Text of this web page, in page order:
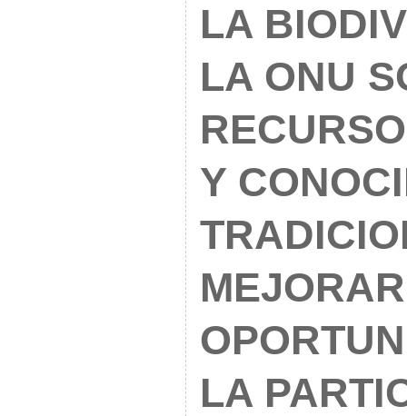
LA
LA ONU
Y
LA